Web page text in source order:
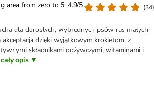
area from zero to 5: 4.9/5
(34)
dla dorosłych, wybrednych psów ras małych
akceptacja dzięki wyjątkowym krokietom, z
składnikami odżywczymi, witaminami i
opis ▼